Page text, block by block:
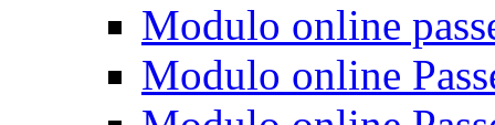
Modulo online
Modulo online